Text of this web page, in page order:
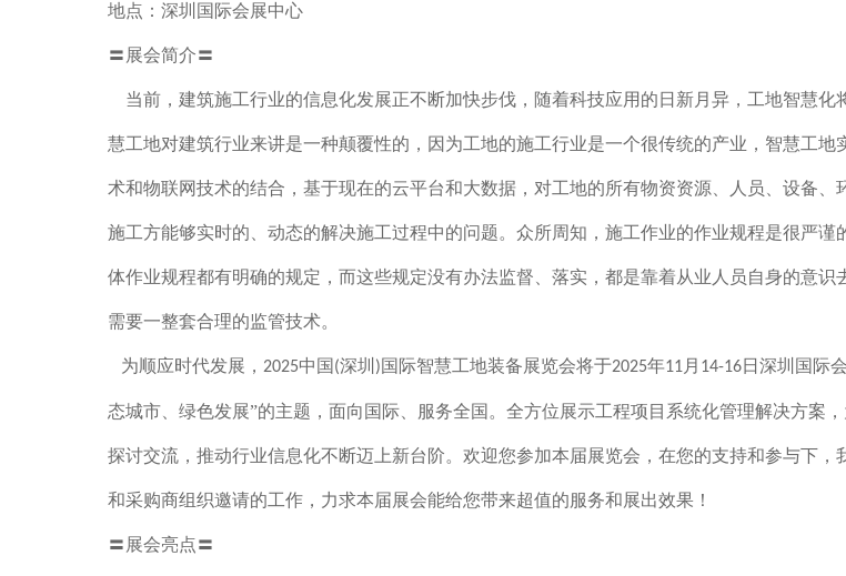
地点：深圳国际会展中心
〓展会简介〓
当前，建筑施工行业的信息化发展正不断加快步伐，随着科技应用的日新月异，工地智慧化
慧工地对建筑行业来讲是一种颠覆性的，因为工地的施工行业是一个很传统的产业，智慧工地
术和物联网技术的结合，基于现在的云平台和大数据，对工地的所有物资资源、人员、设备、
施工方能够实时的、动态的解决施工过程中的问题。众所周知，施工作业的作业规程是很严谨
体作业规程都有明确的规定，而这些规定没有办法监督、落实，都是靠着从业人员自身的意识
需要一整套合理的监管技术。
为顺应时代发展， 2025中国 (深圳 )国际智慧工地装备展览会将于2025年11月 14-16日深圳国际
态城市、绿色发展”的主题，面向国际、服务全国。全方位展示工程项目系统化管理解决方案
探讨交流，推动行业信息化不断迈上新台阶。欢迎您参加本届展览会，在您的支持和参与下，
和采购商组织邀请的工作，力求本届展会能给您带来超值的服务和展出效果！
〓展会亮点〓